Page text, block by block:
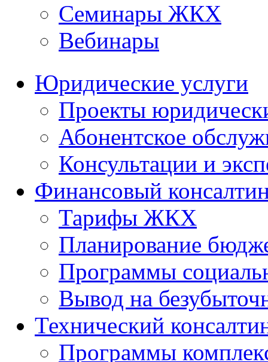
Семинары ЖКХ
Вебинары
Юридические услуги
Проекты
Абонентское
Консультации и
Финансовый
Тарифы ЖКХ
Планирование
Программы
Вывод на
Технический
Программы